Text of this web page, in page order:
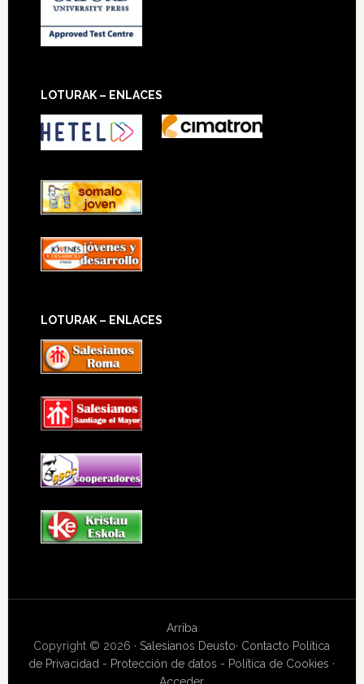
LOTURAK – ENLACES
LOTURAK – ENLACES
Arriba
Copyright © 2026 ·Salesianos Deusto· Contacto Política
de Privacidad - Protección de datos - Política de Cookies ·